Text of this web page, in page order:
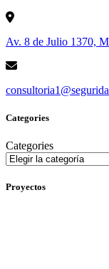
Av. 8 de Julio 1370,
Categories
Categories
Proyectos